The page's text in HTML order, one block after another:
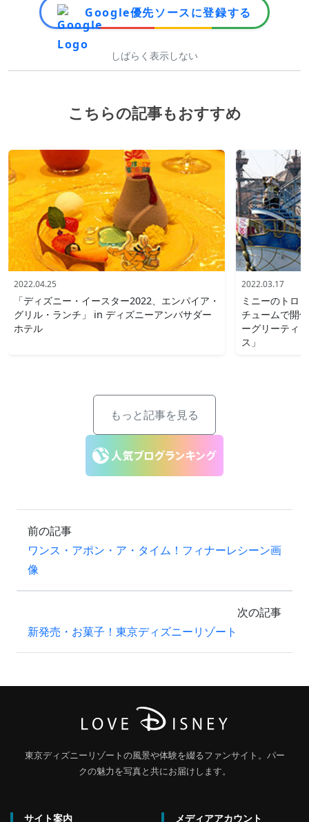
Google優先ソースに登録する
しばらく表示しない
こちらの記事もおすすめ
2022.04.25
「ディズニー・イースター2022、エンパイア・
グリル・ランチ」 in ディズニーアンバサダー
ホテル
2022.03.17
ミニーのトロ
チュームで開
ーグリーティ
ス」
もっと記事を見る
前の記事
ワンス・アポン・ア・タイム！フィナーレシーン画
像
次の記事
新発売・お菓子！東京ディズニーリゾート
東京ディズニーリゾートの風景や体験を綴るファンサイト。パー
クの魅力を写真と共にお届けします。
サイト案内 メディアアカウント